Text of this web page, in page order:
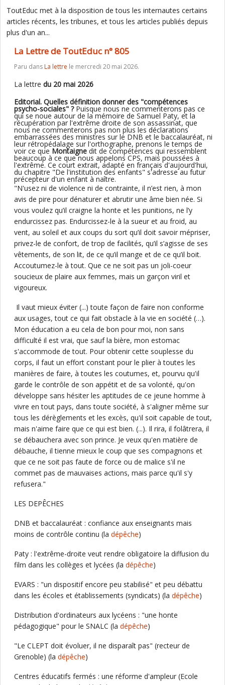
ToutEduc met à la disposition de tous les internautes certains
articles récents, les tribunes, et tous les articles publiés depuis
plus d'un an...
La Lettre de ToutEduc n° 805
Paru dansLa lettre le mercredi 20 mai 2026.
La lettre du 20 mai 2026
Editorial. Quelles définition donner des "compétences
psycho-sociales" ? Puisque nous ne commenterons pas ce
qui se noue autour de la mémoire de Samuel Paty, et la
récupération par l'extrême droite de son assassinat, que
nous ne commenterons pas non plus les déclarations
embarrassées des ministres sur le DNB et le baccalauréat, ni
leur rétropédalage sur l'orthographe, prenons le temps de
voir ce que Montaigne dit de compétences qui ressemblent
beaucoup à ce que nous appelons CPS, mais poussées à
l'extrême. Ce court extrait, adapté en français d'aujourd'hui,
du chapitre "De l'institution des enfants" s'adresse au futur
précepteur d'un enfant à naître.
"N'usez ni de violence ni de contrainte, il n’est rien, à mon
avis de pire pour dénaturer et abrutir une âme bien née. Si
vous voulez qu’il craigne la honte et les punitions, ne l’y
endurcissez pas. Endurcissez-le à la sueur et au froid, au
vent, au soleil et aux coups du sort qu’il doit savoir mépriser,
privez-le de confort, de trop de facilités, qu’il s’agisse de ses
vêtements, de son lit, de ce qu’il mange et de ce qu’il boit.
Accoutumez-le à tout. Que ce ne soit pas un joli-coeur
soucieux de plaire aux femmes, mais un garçon viril et
vigoureux.
Il vaut mieux éviter (...) toute façon de faire non conforme
aux usages, tout ce qui fait obstacle à la vie en société (…).
Mon éducation a eu cela de bon pour moi, non sans
difficulté il est vrai, que sauf la bière, mon estomac
s'accommode de tout. Pour obtenir cette souplesse du
corps, il faut un effort constant pour le plier à toutes les
manières de faire, à toutes les coutumes, et, pourvu qu'il
garde le contrôle de son appétit et de sa volonté, qu'on
développe sans hésiter les aptitudes de ce jeune homme à
vivre en tout pays, dans toute société, à s'aligner même sur
tous les dérèglements et les excès, qu'il soit capable de tout,
mais n'aime faire que ce qui est bien. (...). Il rira, il folâtrera, il
se débauchera avec son prince. Je veux qu'en matière de
débauche, il tienne mieux le coup que ses compagnons et
que ce ne soit pas faute de force ou de malice s'il ne
commet pas de mauvaises actions, mais parce qu'il s'y
refusera."
LES DEPÊCHES
DNB et baccalauréat : confiance aux enseignants mais
moins de contrôle continu (la dépêche)
Paty : l'extrême-droite veut rendre obligatoire la diffusion du
film dans les collèges et lycées (la dépêche)
EVARS : "un dispositif encore peu stabilisé" et peu débattu
dans les écoles et établissements (syndicats) (la dépêche)
Distribution d'ordinateurs aux lycéens : "une honte
pédagogique" pour le SNALC (la dépêche)
"Le CLEPT doit évoluer, il ne disparaît pas" (recteur de
Grenoble) (la dépêche)
Centres éducatifs fermés : une réforme d'ampleur (Ecole